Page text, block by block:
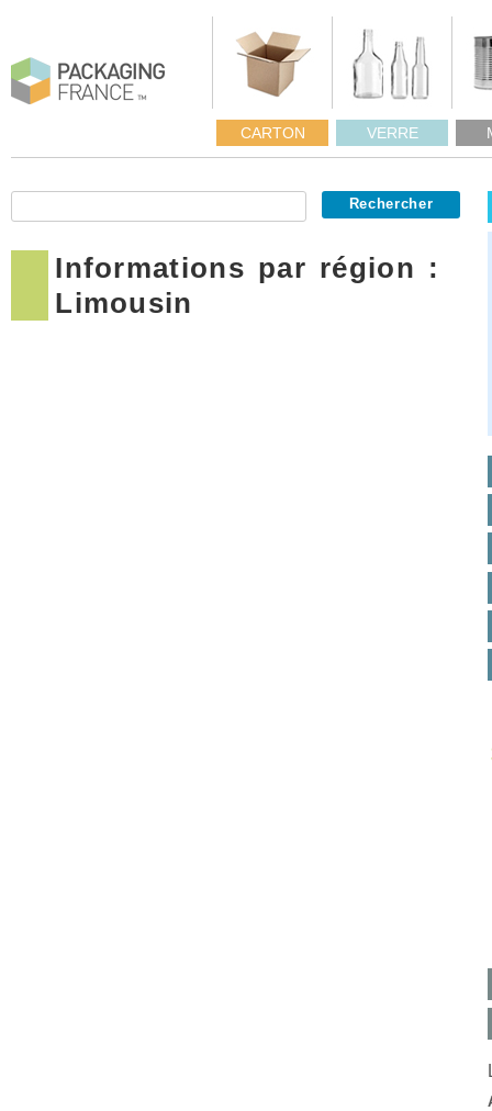
CARTON VERRE
Informations par région :
Limousin